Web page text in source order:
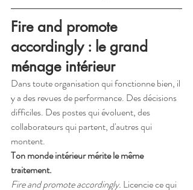
Fire and promote
accordingly : le grand
ménage intérieur
Dans toute organisation qui fonctionne bien, il
y a des revues de performance. Des décisions
difficiles. Des postes qui évoluent, des
collaborateurs qui partent, d'autres qui
montent.
Ton monde intérieur mérite le même
traitement.
Fire and promote accordingly. Licencie ce qui